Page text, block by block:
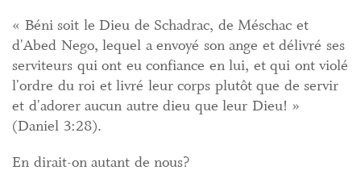
« Béni soit le Dieu de Schadrac, de Méschac et
d'Abed Nego, lequel a envoyé son ange et délivré ses
serviteurs qui ont eu confiance en lui, et qui ont violé
l'ordre du roi et livré leur corps plutôt que de servir
et d'adorer aucun autre dieu que leur Dieu! »
(Daniel 3:28).
En dirait-on autant de nous?